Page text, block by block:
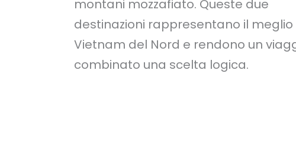
montani mozzafiato. Queste due
destinazioni rappresentano il meglio
Vietnam del Nord e rendono un
combinato una scelta logica.